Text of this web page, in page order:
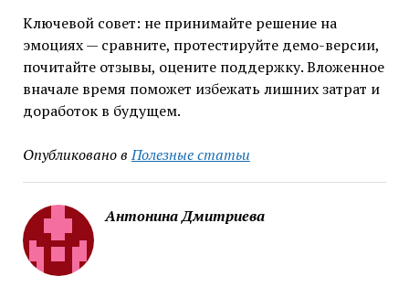
Ключевой совет: не принимайте решение на
эмоциях — сравните, протестируйте демо-версии,
почитайте отзывы, оцените поддержку. Вложенное
вначале время поможет избежать лишних затрат и
доработок в будущем.
Опубликовано в Полезные статьи
Антонина Дмитриева